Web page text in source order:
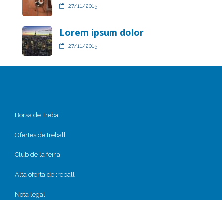
27/11/2015
Lorem ipsum dolor
27/11/2015
Borsa de Treball
Ofertes de treball
Club de la feina
Alta oferta de treball
Nota legal